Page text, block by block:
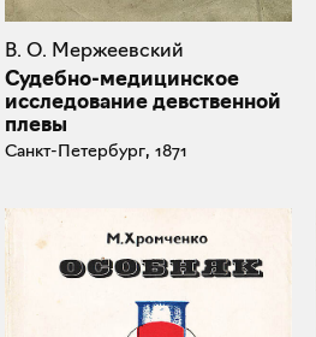
В. О. Мержеевский
Судебно-медицинское
исследование девственной
плевы
Санкт-Петербург, 1871